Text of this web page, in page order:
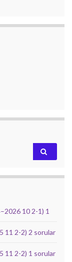
10 2-1) 1
11 2-2) 2 sorular
11 2-2) 1 sorular